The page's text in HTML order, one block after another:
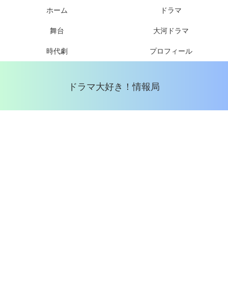
ドラマ大好き！情報局
ホーム ドラマ
舞台 大河ドラマ
時代劇 プロフィール